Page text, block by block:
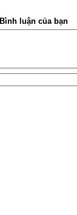
Bình luận của bạn